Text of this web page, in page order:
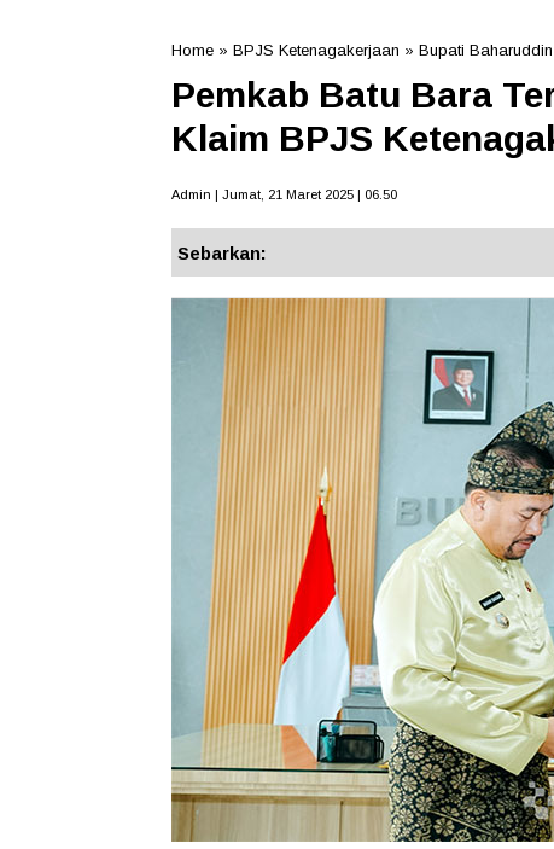
Home » BPJS Ketenagakerjaan » Bupati Baharuddin
Pemkab Batu Bara
Klaim BPJS
Admin | Jumat, 21 Maret 2025 | 06.50
Sebarkan: